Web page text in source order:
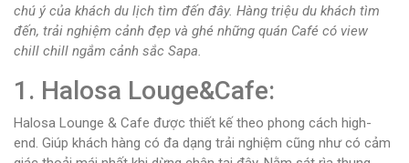
chú ý của khách du lịch tìm đến đây. Hàng triệu du khách tìm
đến, trải nghiệm cảnh đẹp và ghé những quán Café có view
chill chill ngắm cảnh sắc Sapa.
1. Halosa Louge&Cafe:
Halosa Lounge & Cafe được thiết kế theo phong cách high-
end. Giúp khách hàng có đa dạng trải nghiệm cũng như có cảm